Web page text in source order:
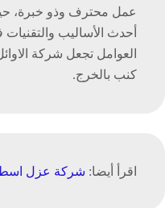
عمل محترف وذو خبرة،
أحدث الأساليب
العوامل تجعل شركة
كنب بالخرج.
اقرأ أيضا: شركة عزل